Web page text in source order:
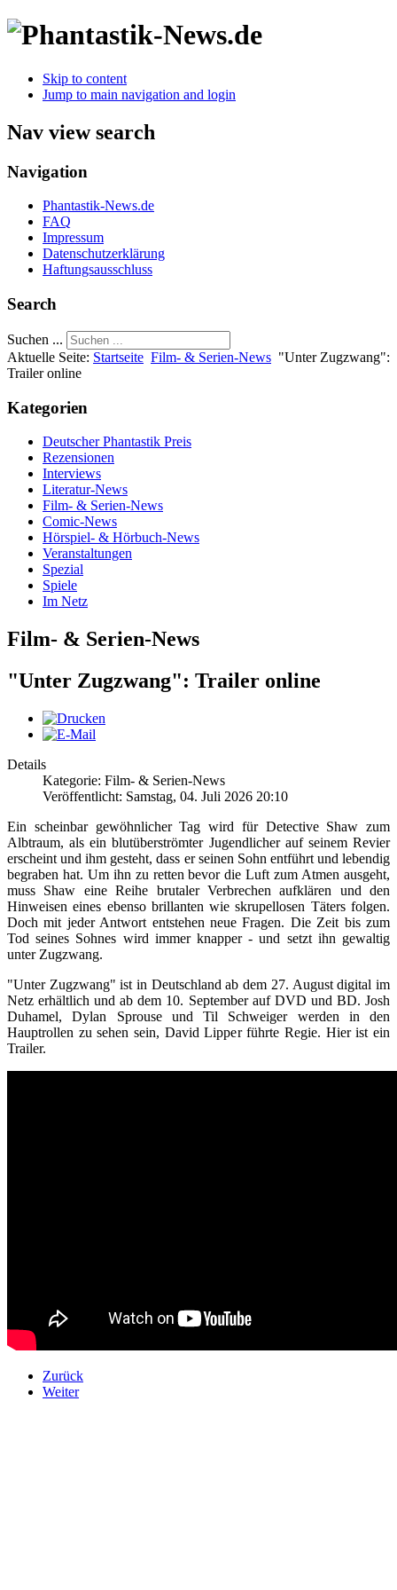
Skip to content
Jump to main navigation and login
Nav view search
Navigation
Phantastik-News.de
FAQ
Impressum
Datenschutzerklärung
Haftungsausschluss
Search
Suchen ...
Aktuelle Seite: Startseite Film- & Serien-News "Unter Zugzwang":
Trailer online
Kategorien
Deutscher Phantastik Preis
Rezensionen
Interviews
Literatur-News
Film- & Serien-News
Comic-News
Hörspiel- & Hörbuch-News
Veranstaltungen
Spezial
Spiele
Im Netz
Film- & Serien-News
"Unter Zugzwang": Trailer online
Details
Kategorie: Film- & Serien-News
Veröffentlicht: Samstag, 04. Juli 2026 20:10
Ein scheinbar gewöhnlicher Tag wird für Detective Shaw zum
Albtraum, als ein blutüberströmter Jugendlicher auf seinem Revier
erscheint und ihm gesteht, dass er seinen Sohn entführt und lebendig
begraben hat. Um ihn zu retten bevor die Luft zum Atmen ausgeht,
muss Shaw eine Reihe brutaler Verbrechen aufklären und den
Hinweisen eines ebenso brillanten wie skrupellosen Täters folgen.
Doch mit jeder Antwort entstehen neue Fragen. Die Zeit bis zum
Tod seines Sohnes wird immer knapper - und setzt ihn gewaltig
unter Zugzwang.
"Unter Zugzwang" ist in Deutschland ab dem 27. August digital im
Netz erhältlich und ab dem 10. September auf DVD und BD. Josh
Duhamel, Dylan Sprouse und Til Schweiger werden in den
Hauptrollen zu sehen sein, David Lipper führte Regie. Hier ist ein
Trailer.
Zurück
Weiter